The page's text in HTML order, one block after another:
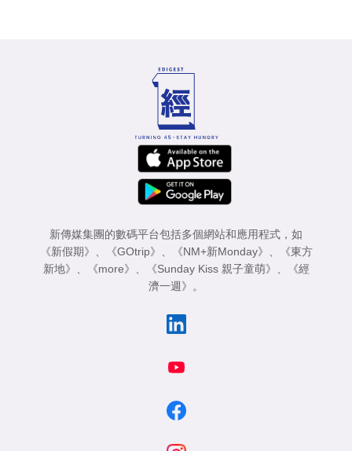
新傳媒集團的數碼平台包括多個網站和應用程式，如
《新假期》 、 《GOtrip》 、 《NM+新Monday》 、
《東方
新地》 、 《more》 、 《Sunday Kiss 親子童萌》 、
《經
濟一週》 。